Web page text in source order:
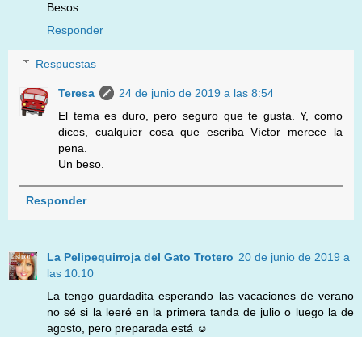
Besos
Responder
Respuestas
Teresa
24 de junio de 2019 a las 8:54
El tema es duro, pero seguro que te gusta. Y, como
dices, cualquier cosa que escriba Víctor merece la
pena.
Un beso.
Responder
La Pelipequirroja del Gato Trotero 20 de junio de 2019 a
las 10:10
La tengo guardadita esperando las vacaciones de verano
no sé si la leeré en la primera tanda de julio o luego la de
agosto, pero preparada está ☺️